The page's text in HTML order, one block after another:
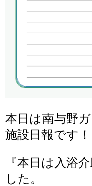
本日は南与野
施設日報です！
『本日は入浴
した。